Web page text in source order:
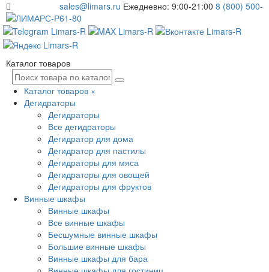
sales@limars.ru Ежедневно: 9:00-21:00 8 (800) 500-
61-80
Каталог товаров
Каталог товаров ×
Дегидраторы
Дегидраторы
Все дегидраторы
Дегидратор для дома
Дегидратор для пастилы
Дегидраторы для мяса
Дегидраторы для овощей
Дегидраторы для фруктов
Винные шкафы
Винные шкафы
Все винные шкафы
Бесшумные винные шкафы
Большие винные шкафы
Винные шкафы для бара